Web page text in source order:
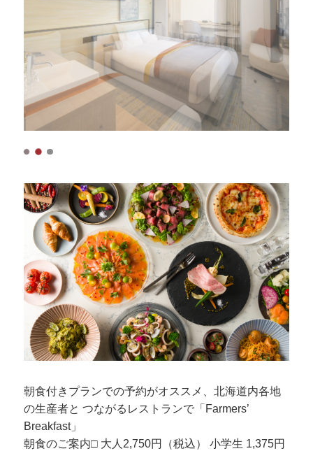
朝食付きプランでの予約がオススメ、北海道内各地
の生産者と つながるレストランで「Farmers’
Breakfast」
朝食のご案内□ 大人2,750円（税込） 小学生 1,375円